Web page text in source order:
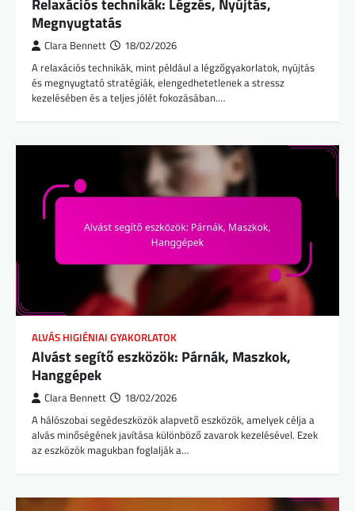
Relaxációs technikák: Légzés, Nyújtás,
Megnyugtatás
Clara Bennett 18/02/2026
A relaxációs technikák, mint például a légzőgyakorlatok, nyújtás
és megnyugtató stratégiák, elengedhetetlenek a stressz
kezelésében és a teljes jólét fokozásában.…
ALVÁS HIGIÉNIAI GYAKORLATOK
Alvást segítő eszközök: Párnák, Maszkok,
Hanggépek
Clara Bennett 18/02/2026
A hálószobai segédeszközök alapvető eszközök, amelyek célja a
alvás minőségének javítása különböző zavarok kezelésével. Ezek
az eszközök magukban foglalják a…